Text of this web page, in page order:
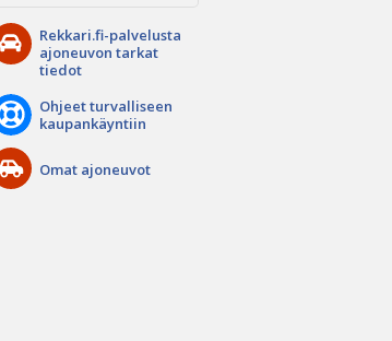
Rekkari.fi-palvelusta
ajoneuvon tarkat
tiedot
Ohjeet turvalliseen
kaupankäyntiin
Omat ajoneuvot